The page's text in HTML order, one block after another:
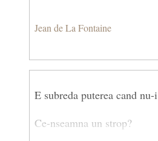
Jean de La Fontaine
E subreda puterea cand
Ce-nseamna un strop?